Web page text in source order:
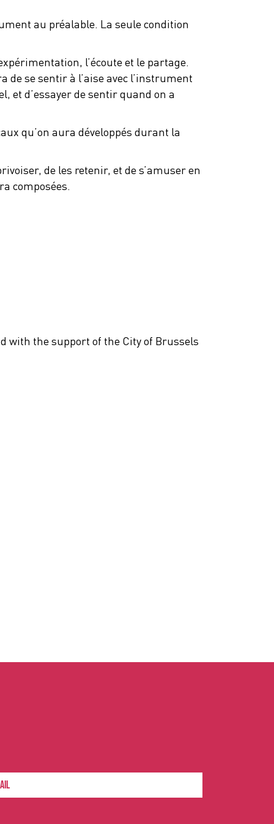
au préalable. La seule condition
l’écoute et le partage.
se sentir à l’aise avec l’instrument
et d’essayer de sentir quand on a
qu’on aura développés durant la
de les retenir, et de s’amuser en
composées.
with the support of the City of Brussels